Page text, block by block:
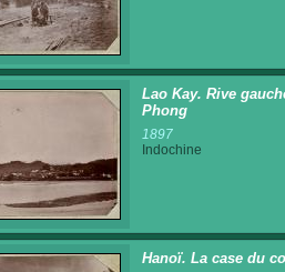
Lao Kay. Rive
Phong
1897
Indochine
Hanoï. La case du